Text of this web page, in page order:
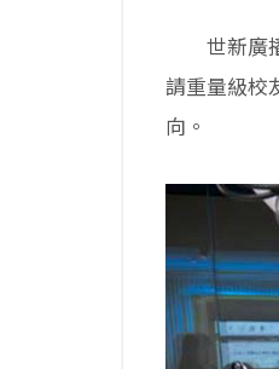
世新廣播
請重量級校
向。